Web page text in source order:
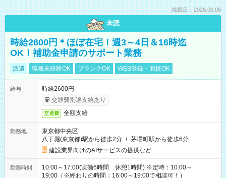
掲載日：2026.08.06
未読
時給2600円＊ほぼ在宅！週3～4日＆16時迄
OK！補助金申請のサポート業務
派遣 職種未経験OK ブランクOK WEB登録・面接OK
給与
時給2600円
交通費別途支給あり
交通費 全額支給
勤務地
東京都中央区
八丁堀(東京都)駅から徒歩2分 / 茅場町駅から徒歩6分
建設業界向けのAIサービスの提供など
勤務時間
10:00～17:00(実働6時間 休憩1時間) ※定時：10:00～
19:00（※終わりの時間：16:00～19:00で相談可！）